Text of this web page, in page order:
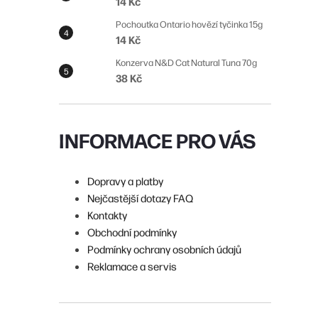
í
p
a
n
e
l
Pochoutka Ontario hovězí tyčinka 15g
14 Kč
Konzerva N&D Cat Natural Tuna 70g
38 Kč
INFORMACE PRO VÁS
Dopravy a platby
Nejčastější dotazy FAQ
Kontakty
Obchodní podmínky
Podmínky ochrany osobních údajů
Reklamace a servis